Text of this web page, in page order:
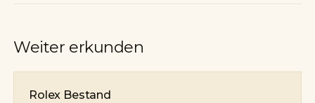
Weiter erkunden
Rolex Bestand